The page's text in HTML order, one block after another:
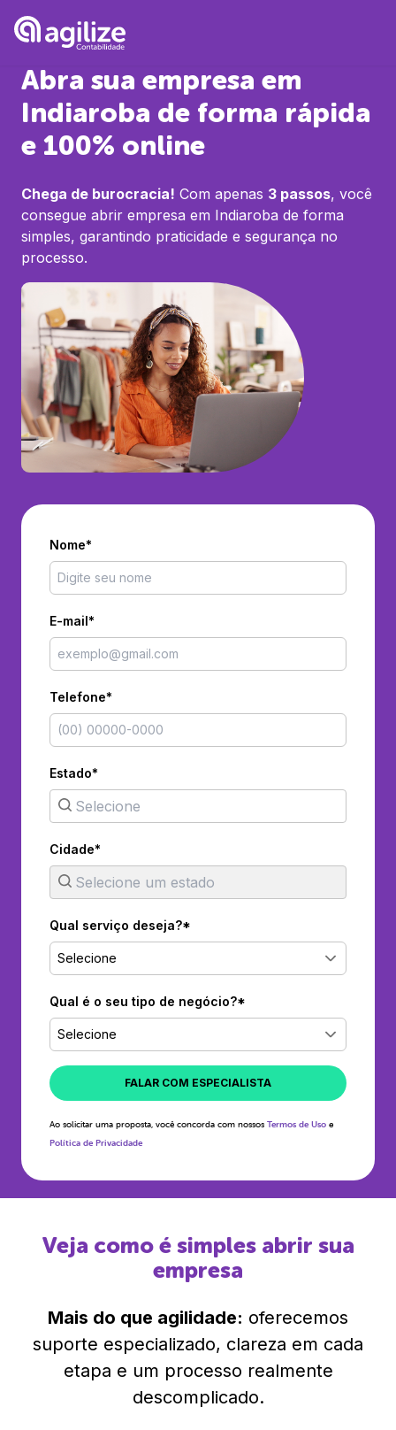
Abra sua empresa em
Indiaroba de forma rápida
e 100% online
Chega de burocracia! Com apenas 3 passos, você
consegue abrir empresa em Indiaroba de forma
simples, garantindo praticidade e segurança no
processo.
Nome*
E-mail*
Telefone*
Estado*
Cidade*
Qual serviço deseja?*
Selecione
Qual é o seu tipo de negócio?*
Selecione
FALAR COM ESPECIALISTA
Ao solicitar uma proposta, você concorda com nossos Termos de Uso e
Política de Privacidade
Veja como é simples abrir sua
empresa
Mais do que agilidade: oferecemos
suporte especializado, clareza em cada
etapa e um processo realmente
descomplicado.